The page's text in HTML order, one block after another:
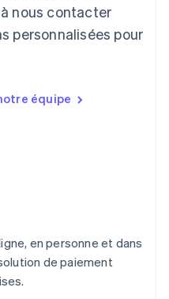
nous contacter
personnalisées pour
équipe
en personne et dans
de paiement